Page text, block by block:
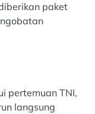
paket
pertemuan TNI,
langsung